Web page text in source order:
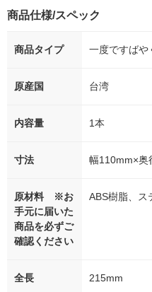
商品仕様/スペック
商品タイプ 一度ですばや
原産国 台湾
内容量 1本
寸法 幅110mm×奥
原材料 ※お
手元に届いた
商品を必ずご
確認ください
ABS樹脂、ス
全長 215mm